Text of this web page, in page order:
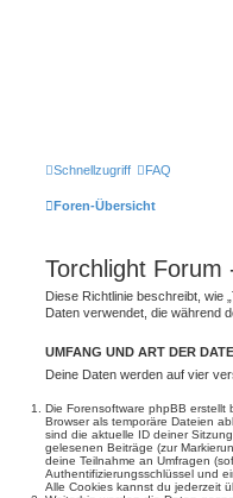
Schnellzugriff FAQ
Foren-Übersicht
Torchlight Forum
Diese Richtlinie beschreibt, wie
Daten verwendet, die während
UMFANG UND ART DER
Deine Daten werden auf vier
Die Forensoftware phpBB erstellt
Browser als temporäre Dateien
sind die aktuelle ID deiner
gelesenen Beiträge (zur
deine Teilnahme an Umfragen
Authentifizierungsschlüssel und
Alle Cookies kannst du jederzeit